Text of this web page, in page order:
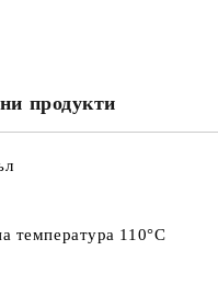
продукти
температура 110°C